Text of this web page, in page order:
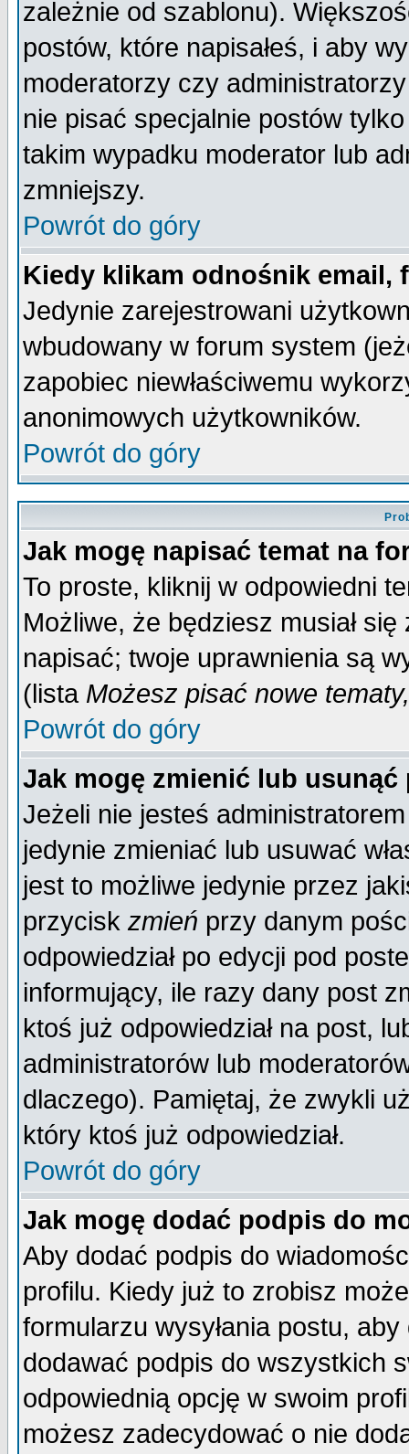
zależnie od szablonu).
postów, które napisałeś, i aby
moderatorzy czy
nie pisać specjalnie postów
takim wypadku moderator lub
zmniejszy.
Powrót do góry
Kiedy klikam odnośnik email,
Jedynie zarejestrowani
wbudowany w forum system
zapobiec niewłaściwemu
anonimowych użytkowników.
Powrót do góry
Jak mogę napisać temat na
To proste, kliknij w odpowiedni
Możliwe, że będziesz musiał
napisać; twoje uprawnienia są
(lista Możesz pisać nowe
Powrót do góry
Jak mogę zmienić lub usunąć
Jeżeli nie jesteś
jedynie zmieniać lub usuwać
jest to możliwe jedynie przez
przycisk zmień przy danym
odpowiedział po edycji pod
informujący, ile razy dany post
ktoś już odpowiedział na post,
administratorów lub
dlaczego). Pamiętaj, że zwykli
który ktoś już odpowiedział.
Powrót do góry
Jak mogę dodać podpis do
Aby dodać podpis do
profilu. Kiedy już to zrobisz
formularzu wysyłania postu,
dodawać podpis do wszystkich
odpowiednią opcję w swoim
możesz zadecydować o nie